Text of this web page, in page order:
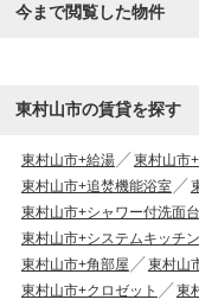
今まで閲覧した物件
東村山市の賃貸を探す
東村山市+給湯 東村山市
東村山市+追焚機能浴室
東村山市+シャワー付洗面台
東村山市+システムキッチン
東村山市+角部屋
東村山
東村山市+クロゼット
東